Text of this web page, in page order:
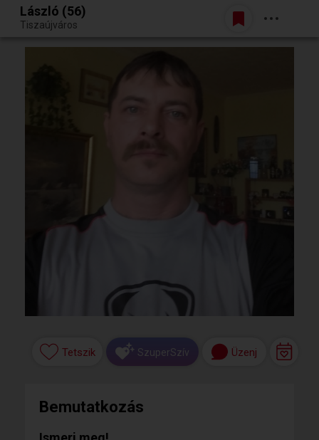
Egy jó randiból bármi lehet.
Belépés
László (56)
Tiszaújváros
Tetszik SzuperSzív Üzenj
Bemutatkozás